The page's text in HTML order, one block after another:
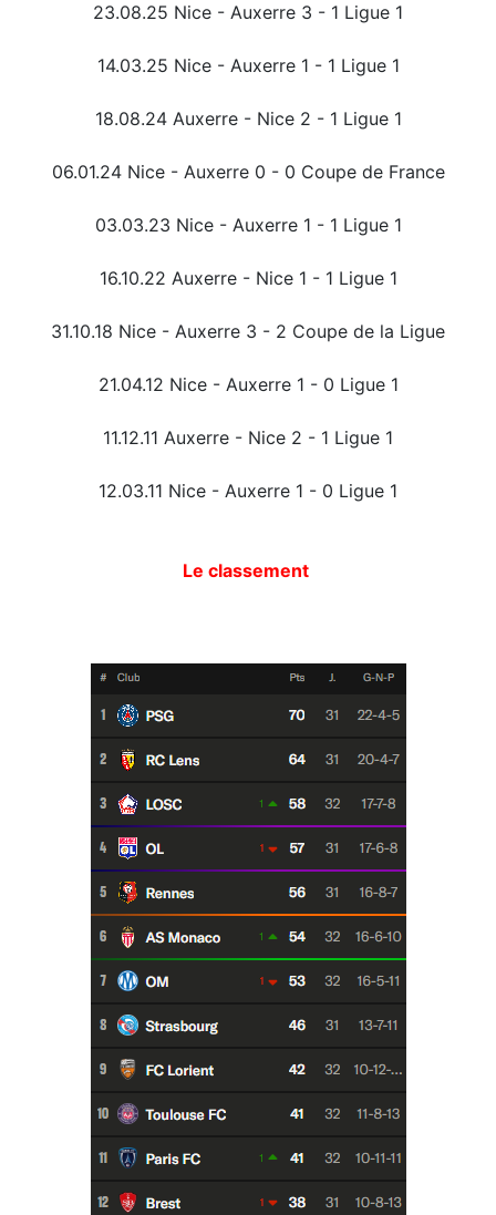
23.08.25 Nice - Auxerre 3 - 1 Ligue 1
14.03.25 Nice - Auxerre 1 - 1 Ligue 1
18.08.24 Auxerre - Nice 2 - 1 Ligue 1
06.01.24 Nice - Auxerre 0 - 0 Coupe de France
03.03.23 Nice - Auxerre 1 - 1 Ligue 1
16.10.22 Auxerre - Nice 1 - 1 Ligue 1
31.10.18 Nice - Auxerre 3 - 2 Coupe de la Ligue
21.04.12 Nice - Auxerre 1 - 0 Ligue 1
11.12.11 Auxerre - Nice 2 - 1 Ligue 1
12.03.11 Nice - Auxerre 1 - 0 Ligue 1
Le classement